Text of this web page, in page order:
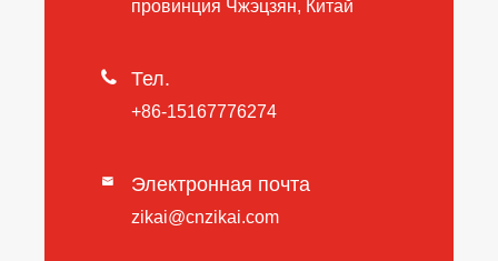
провинция Чжэцзян, Китай
 Тел.
+86-15167776274
 Электронная почта
zikai@cnzikai.com